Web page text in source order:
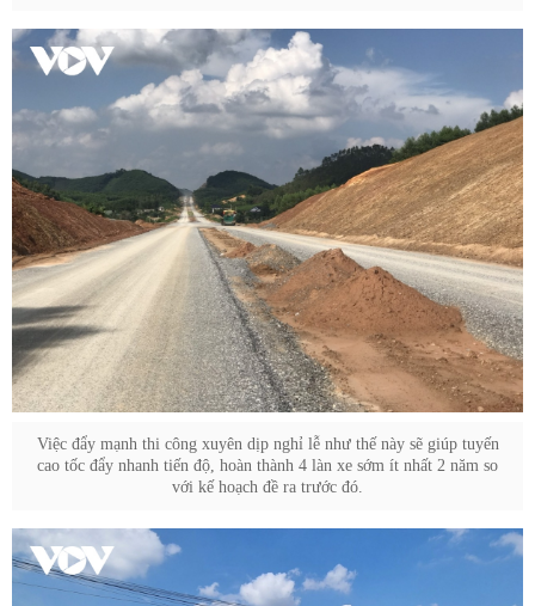
Việc đẩy mạnh thi công xuyên dịp nghỉ lễ như thế này sẽ giúp tuyến
cao tốc đẩy nhanh tiến độ, hoàn thành 4 làn xe sớm ít nhất 2 năm so
với kế hoạch đề ra trước đó.